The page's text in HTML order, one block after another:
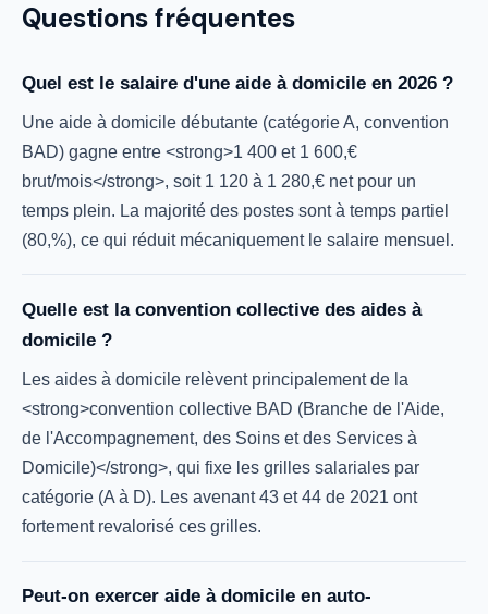
Questions fréquentes
Quel est le salaire d'une aide à domicile en 2026 ?
Une aide à domicile débutante (catégorie A, convention
BAD) gagne entre <strong>1 400 et 1 600,€
brut/mois</strong>, soit 1 120 à 1 280,€ net pour un
temps plein. La majorité des postes sont à temps partiel
(80,%), ce qui réduit mécaniquement le salaire mensuel.
Quelle est la convention collective des aides à
domicile ?
Les aides à domicile relèvent principalement de la
<strong>convention collective BAD (Branche de l'Aide,
de l'Accompagnement, des Soins et des Services à
Domicile)</strong>, qui fixe les grilles salariales par
catégorie (A à D). Les avenant 43 et 44 de 2021 ont
fortement revalorisé ces grilles.
Peut-on exercer aide à domicile en auto-